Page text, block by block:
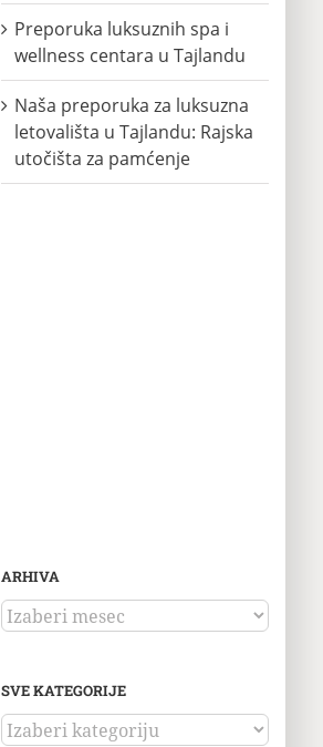
Preporuka luksuznih spa i
wellness centara u Tajlandu
Naša preporuka za luksuzna
letovališta u Tajlandu: Rajska
utočišta za pamćenje
ARHIVA
ARHIVA
SVE KATEGORIJE
SVE